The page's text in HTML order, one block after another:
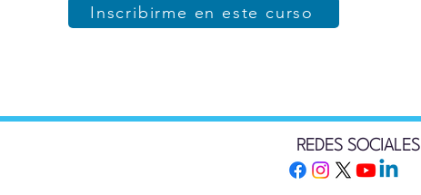
Inscribirme en este curso
REDES SOCIALES